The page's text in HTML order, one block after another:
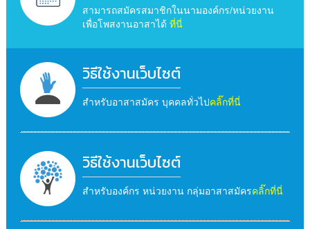
สามารถสมัครสมาชิกในนามองค์กร/หน่วยงาน
เพื่อโพสงานอาสาได้ ที่นี่
วิธีใช้งานเว็บไซต์
สำหรับอาสาสมัคร บุคคลทั่วไปคลิ๊กที่นี่
วิธีใช้งานเว็บไซต์
สำหรับองค์กร หน่วยงาน กลุ่มอาสาสมัครคลิ๊กที่นี่